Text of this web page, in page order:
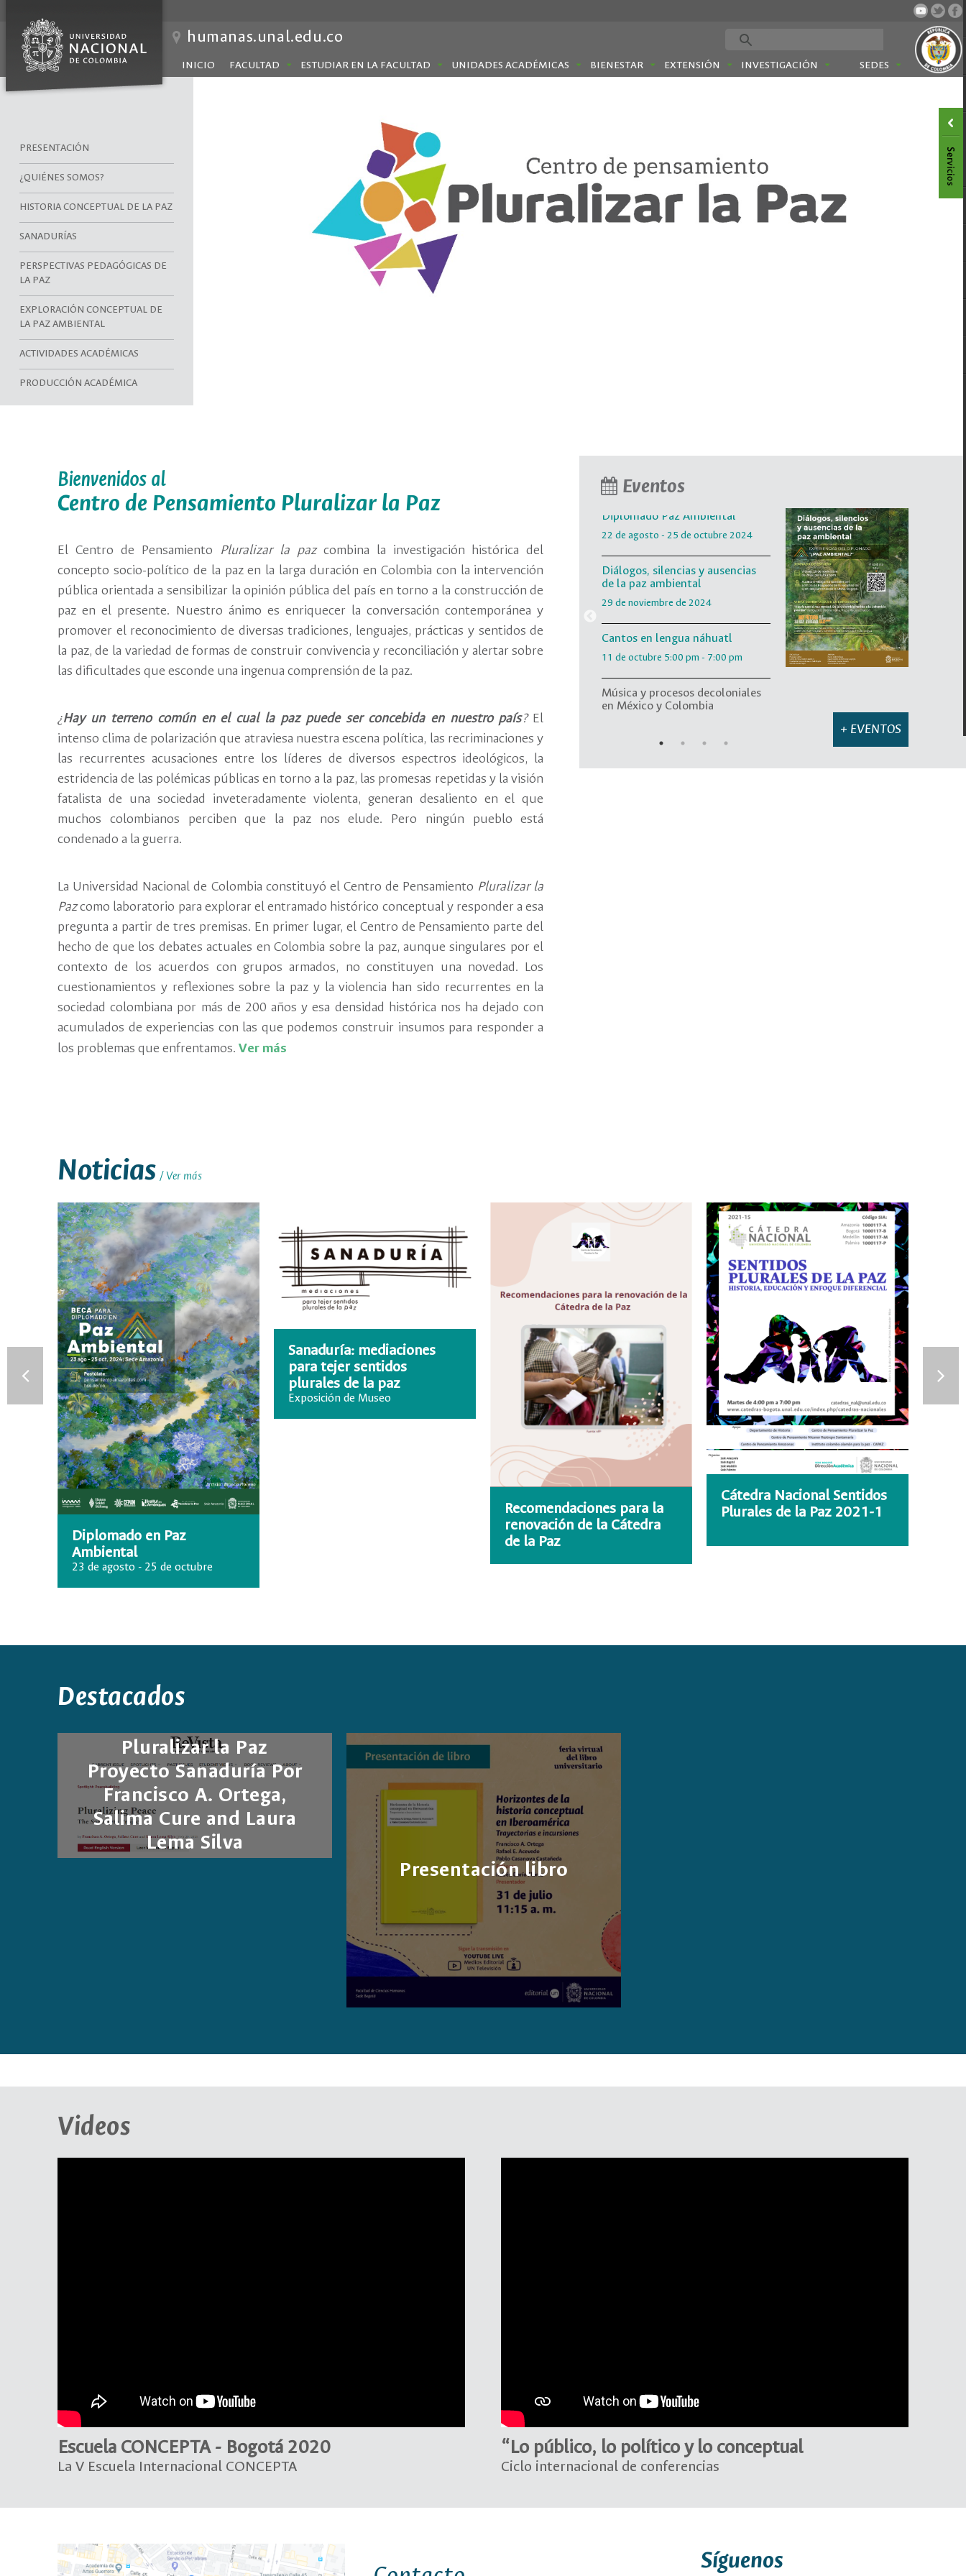
humanas.unal.edu.co
INICIO FACULTAD ESTUDIAR EN LA FACULTAD UNIDADES ACADÉMICAS BIENESTAR EXTENSIÓN INVESTIGACIÓN SEDES
PRESENTACIÓN
¿QUIÉNES SOMOS?
HISTORIA CONCEPTUAL DE LA PAZ
SANADURÍAS
PERSPECTIVAS PEDAGÓGICAS DE
LA PAZ
EXPLORACIÓN CONCEPTUAL DE
LA PAZ AMBIENTAL
ACTIVIDADES ACADÉMICAS
PRODUCCIÓN ACADÉMICA
Bienvenidos al
Centro de Pensamiento Pluralizar la Paz
El Centro de Pensamiento Pluralizar la pazcombina la investigación histórica del
concepto socio-político de la paz en la larga duración en Colombia con la intervención
pública orientada a sensibilizar la opinión pública del país en torno a la construcción de
paz en el presente. Nuestro ánimo es enriquecer la conversación contemporánea y
promover el reconocimiento de diversas tradiciones, lenguajes, prácticas y sentidos de
la paz, de la variedad de formas de construir convivencia y reconciliación y alertar sobre
las dificultades que esconde una ingenua comprensión de la paz.
¿Hay un terreno común en el cual la paz puede ser concebida en nuestro país?El
intenso clima de polarización que atraviesa nuestra escena política, las recriminaciones y
las recurrentes acusaciones entre los líderes de diversos espectros ideológicos, la
estridencia de las polémicas públicas en torno a la paz, las promesas repetidas y la visión
fatalista de una sociedad inveteradamente violenta, generan desaliento en el que
muchos colombianos perciben que la paz nos elude. Pero ningún pueblo está
condenado a la guerra.
La Universidad Nacional de Colombia constituyó el Centro de Pensamiento Pluralizar la
Pazcomo laboratorio para explorar el entramado histórico conceptual y responder a esa
pregunta a partir de tres premisas. En primer lugar, el Centro de Pensamiento parte del
hecho de que los debates actuales en Colombia sobre la paz, aunque singulares por el
contexto de los acuerdos con grupos armados, no constituyen una novedad. Los
cuestionamientos y reflexiones sobre la paz y la violencia han sido recurrentes en la
sociedad colombiana por más de 200 años y esa densidad histórica nos ha dejado con
acumulados de experiencias con las que podemos construir insumos para responder a
los problemas que enfrentamos. Ver más
Eventos
9 de octubre. 4:00 pm - 6:00 pm
Diplomado Paz Ambiental
22 de agosto - 25 de octubre 2024
Diálogos, silencias y ausencias
de la paz ambiental
29 de noviembre de 2024
Cantos en lengua náhuatl
11 de octubre 5:00 pm - 7:00 pm
Música y procesos decoloniales
en México y Colombia
+ EVENTOS
Noticias Ver más
Diplomado en Paz
Ambiental
23 de agosto - 25 de octubre
Sanaduría: mediaciones
para tejer sentidos
plurales de la paz
Exposición de Museo
Recomendaciones para la
renovación de la Cátedra
de la Paz
Cátedra Nacional Sentidos
Plurales de la Paz 2021-1
Destacados
Pluralizar la Paz
Proyecto Sanaduría Por
Francisco A. Ortega,
Salima Cure and Laura
Lema Silva
Presentación libro
Videos
Escuela CONCEPTA - Bogotá 2020
La V Escuela Internacional CONCEPTA
“Lo público, lo político y lo conceptual
Ciclo internacional de conferencias
Síguenos